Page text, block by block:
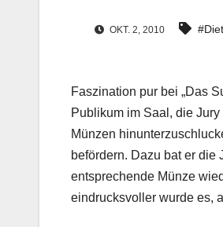
OKT. 2, 2010
Faszination pur bei „Das
Publikum im Saal, die
Münzen
befördern. Dazu bat er die
entsprechende Münze
eindrucksvoller wurde es,